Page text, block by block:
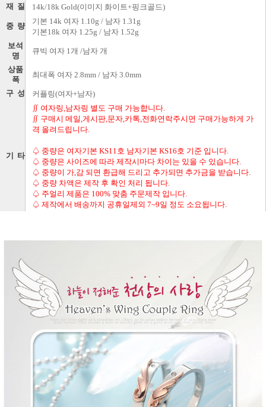
재 질 14k/18k Gold(이미지 화이트+핑크골드)
중 량
기본 14k 여자 1.10g / 남자 1.31g
기본18k 여자 1.25g / 남자 1.52g
보석
명
큐빅 여자 1개 /남자 개
상품
폭
최대폭 여자 2.8mm / 남자 3.0mm
구 성 커플링(여자+남자)
기 타
∬ 여자링,남자링 별도 구매 가능합니다.
∬ 구매시 메일,게시판,문자,카톡,전화연락주시면 구매가능하게 가
격 올려드립니다.
♤ 중량은 여자기본 KS11호 남자기본 KS16호 기준 입니다.
♤ 중량은 사이즈에 따라 제작시마다 차이는 있을 수 있습니다.
♤ 중량이 가,감 되면 환급해 드리고 추가되면 추가금을 받습니다.
♤ 중량 차액은 제작 후 확인 처리 됩니다.
♤ 주얼리 제품은 100% 맞춤 주문제작 입니다.
♤ 제작에서 배송까지 공휴일제외 7~9일 정도 소요됩니다.